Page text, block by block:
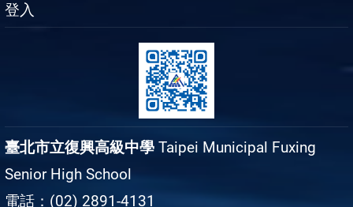
登入
臺北市立復興高級中學 Taipei Municipal Fuxing
Senior High School
電話：(02) 2891-4131